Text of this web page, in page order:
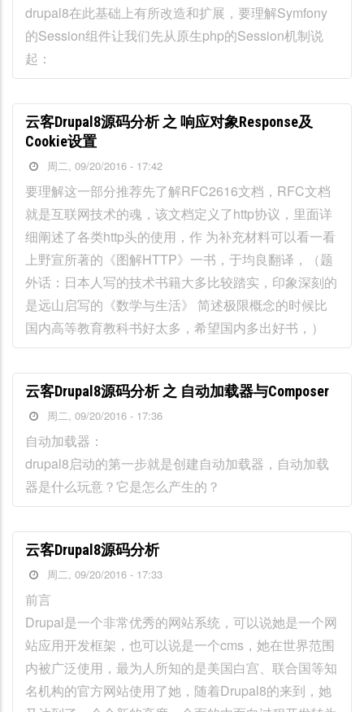
drupal8在此基础上有所改造和扩展，要理解Symfony
的Session组件让我们先从原生php的Session机制说
起：
云客Drupal8源码分析 之 响应对象Response及
Cookie设置
周二, 09/20/2016 - 17:42
要理解这一部分推荐先了解RFC2616文档，RFC文档
就是互联网技术的魂，该文档定义了http协议，里面详
细阐述了各类http头的使用，作 为补充材料可以看一看
上野宣所著的《图解HTTP》一书，于均良翻译，（题
外话：日本人写的技术书籍大多比较踏实，印象深刻的
是远山启写的《数学与生活》 简述极限概念的时候比
国内高等教育教科书好太多，希望国内多出好书，）
云客Drupal8源码分析 之 自动加载器与Composer
周二, 09/20/2016 - 17:36
自动加载器：
drupal8启动的第一步就是创建自动加载器，自动加载
器是什么玩意？它是怎么产生的？
云客Drupal8源码分析
周二, 09/20/2016 - 17:33
前言
Drupal是一个非常优秀的网站系统，可以说她是一个网
站应用开发框架，也可以说是一个cms，她在世界范围
内被广泛使用，最为人所知的是美国白宫、联合国等知
名机构的官方网站使用了她，随着Drupal8的来到，她